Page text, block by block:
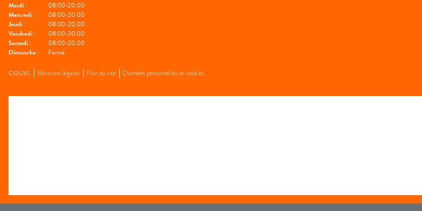
Mardi :
08:00-20:00
Mercredi :
08:00-20:00
Jeudi :
08:00-20:00
Vendredi :
08:00-20:00
Samedi :
08:00-20:00
Dimanche : Fermé
CGUVL Mentions légales Plan du site Données personnelles et cookies